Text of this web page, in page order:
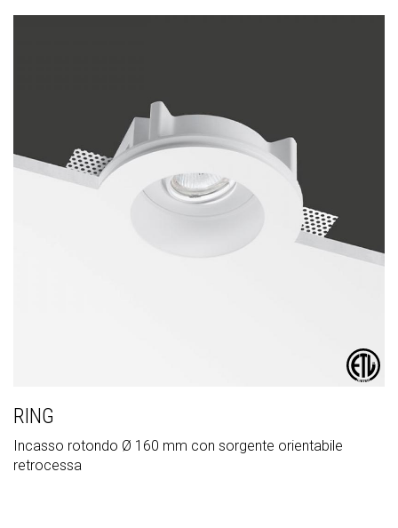
RING
Incasso rotondo Ø 160 mm con sorgente orientabile
retrocessa